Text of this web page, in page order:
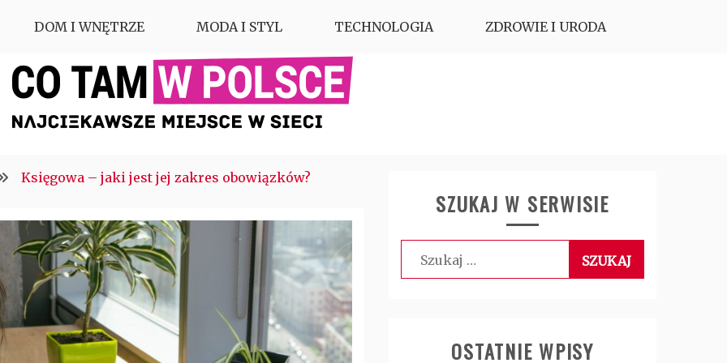
DOM I WNĘTRZE MODA I STYL TECHNOLOGIA ZDROWIE I URODA
Księgowa – jaki jest jej zakres obowiązków?
SZUKAJ W SERWISIE
Szukaj:
OSTATNIE WPISY